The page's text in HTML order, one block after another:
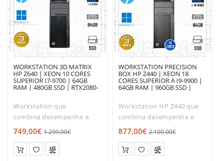
WORKSTATION 3D MATRIX
HP Z640 | XEON 10 CORES
SUPERIOR I7-9700 | 64GB
RAM | 480GB SSD | RTX2080-
Workstation que
combina desempenho e
robustez.Com o tamanho
apartamentos modernos, o
749,00€ 1.299,00€
WORKSTATION PRECISION
BOX HP Z440 | XEON 18
CORES SUPERIOR A I9-9900 |
64GB RAM | 960GB SSD |
Workstation HP Z440 que
combina desempenho e
robustez.Com o tamanho
apartamentos modernos, o
877,00€ 2.100,00€